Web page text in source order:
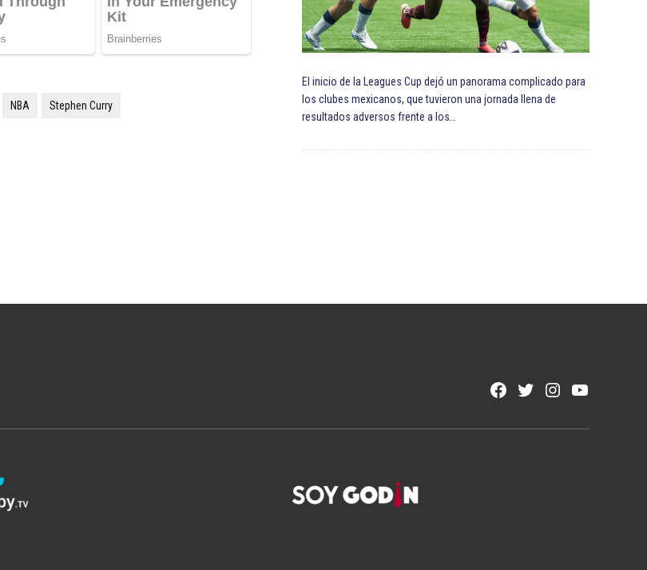
NBA Stephen Curry
El inicio de la Leagues Cup dejó un panorama complicado para
los clubes mexicanos, que tuvieron una jornada llena de
resultados adversos frente a los…
Facebook
TwitterInstagram
YouTube